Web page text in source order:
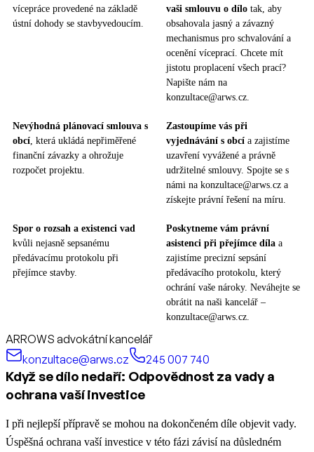
vícepráce provedené na základě
ústní dohody se stavbyvedoucím.
vaši smlouvu o dílo tak, aby
obsahovala jasný a závazný
mechanismus pro schvalování a
ocenění víceprací. Chcete mít
jistotu proplacení všech prací?
Napište nám na
konzultace@arws.cz.
Nevýhodná plánovací smlouva s
obcí , která ukládá nepřiměřené
finanční závazky a ohrožuje
rozpočet projektu.
Zastoupíme vás při
vyjednávání s obcí a zajistíme
uzavření vyvážené a právně
udržitelné smlouvy. Spojte se s
námi na konzultace@arws.cz a
získejte právní řešení na míru.
Spor o rozsah a existenci vad
kvůli nejasně sepsanému
předávacímu protokolu při
přejímce stavby.
Poskytneme vám právní
asistenci při přejímce díla a
zajistíme precizní sepsání
předávacího protokolu, který
ochrání vaše nároky. Neváhejte se
obrátit na naši kancelář –
konzultace@arws.cz.
ARROWS advokátní kancelář
konzultace@arws.cz
245 007 740
Když se dílo nedaří: Odpovědnost za vady a
ochrana vaší investice
I při nejlepší přípravě se mohou na dokončeném díle objevit vady.
Úspěšná ochrana vaší investice v této fázi závisí na důsledném